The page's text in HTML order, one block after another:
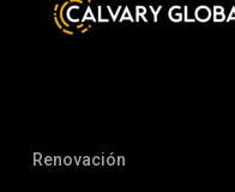
Renovación